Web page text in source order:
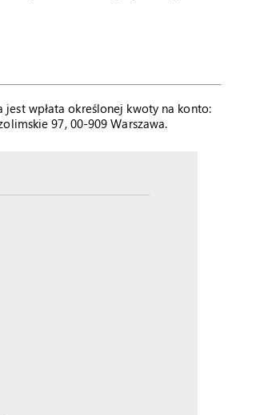
wpłata określonej kwoty na konto:
97, 00-909 Warszawa.